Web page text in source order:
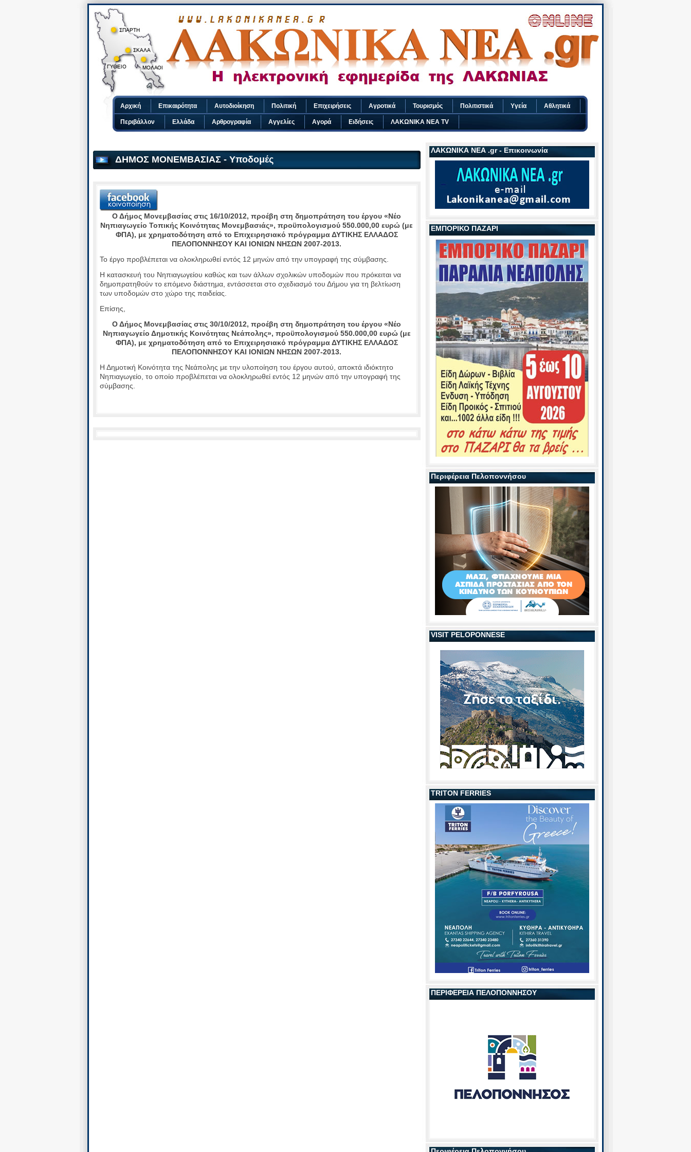
ΛΑΚΩΝΙΚΑ ΝΕΑ .gr - Επικοινωνία
ΕΜΠΟΡΙΚΟ ΠΑΖΑΡΙ
Περιφέρεια Πελοποννήσου
VISIT PELOPONNESE
TRITON FERRIES
ΠΕΡΙΦΕΡΕΙΑ ΠΕΛΟΠΟΝΝΗΣΟΥ
ΔΗΜΟΣ ΜΟΝΕΜΒΑΣΙΑΣ - Υποδομές
Ο Δήμος Μονεμβασίας στις 16/10/2012, προέβη στη δημοπράτηση του έργου «Νέο
Νηπιαγωγείο Τοπικής Κοινότητας Μονεμβασιάς», προϋπολογισμού 550.000,00 ευρώ (με
ΦΠΑ), με χρηματοδότηση από το Επιχειρησιακό πρόγραμμα ΔΥΤΙΚΗΣ ΕΛΛΑΔΟΣ
ΠΕΛΟΠΟΝΝΗΣΟΥ ΚΑΙ ΙΟΝΙΩΝ ΝΗΣΩΝ 2007-2013.
Το έργο προβλέπεται να ολοκληρωθεί εντός 12 μηνών από την υπογραφή της σύμβασης.
Η κατασκευή του Νηπιαγωγείου καθώς και των άλλων σχολικών υποδομών που πρόκειται να
δημοπρατηθούν το επόμενο διάστημα, εντάσσεται στο σχεδιασμό του Δήμου για τη βελτίωση
των υποδομών στο χώρο της παιδείας.
Επίσης,
Ο Δήμος Μονεμβασίας στις 30/10/2012, προέβη στη δημοπράτηση του έργου «Νέο
Νηπιαγωγείο Δημοτικής Κοινότητας Νεάπολης», προϋπολογισμού 550.000,00 ευρώ (με
ΦΠΑ), με χρηματοδότηση από το Επιχειρησιακό πρόγραμμα ΔΥΤΙΚΗΣ ΕΛΛΑΔΟΣ
ΠΕΛΟΠΟΝΝΗΣΟΥ ΚΑΙ ΙΟΝΙΩΝ ΝΗΣΩΝ 2007-2013.
Η Δημοτική Κοινότητα της Νεάπολης με την υλοποίηση του έργου αυτού, αποκτά ιδιόκτητο
Νηπιαγωγείο, το οποίο προβλέπεται να ολοκληρωθεί εντός 12 μηνών από την υπογραφή της
σύμβασης.
Αρχική Επικαιρότητα Αυτοδιοίκηση Πολιτική Επιχειρήσεις Αγροτικά Τουρισμός Πολιτιστικά Υγεία Αθλητικά
Περιβάλλον Ελλάδα Αρθρογραφία Αγγελίες Αγορά Ειδήσεις ΛΑΚΩΝΙΚΑ ΝΕΑ TV